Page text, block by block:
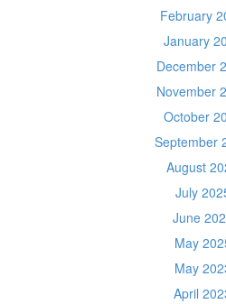
February
January
December
November
October
September
August
July
June
May
May
April